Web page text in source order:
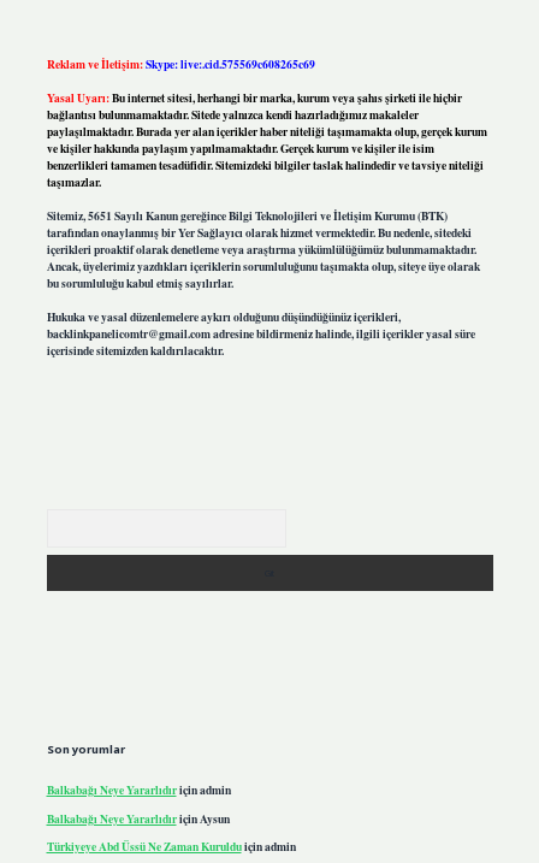
Reklam ve İletişim:Skype: live:.cid.575569c608265c69
Yasal Uyarı:Bu internet sitesi, herhangi bir marka, kurum veya şahıs şirketi ile hiçbir
bağlantısı bulunmamaktadır. Sitede yalnızca kendi hazırladığımız makaleler
paylaşılmaktadır. Burada yer alan içerikler haber niteliği taşımamakta olup, gerçek kurum
ve kişiler hakkında paylaşım yapılmamaktadır. Gerçek kurum ve kişiler ile isim
benzerlikleri tamamen tesadüfidir. Sitemizdeki bilgiler taslak halindedir ve tavsiye niteliği
taşımazlar.
Sitemiz, 5651 Sayılı Kanun gereğince Bilgi Teknolojileri ve İletişim Kurumu (BTK)
tarafından onaylanmış bir Yer Sağlayıcı olarak hizmet vermektedir. Bu nedenle, sitedeki
içerikleri proaktif olarak denetleme veya araştırma yükümlülüğümüz bulunmamaktadır.
Ancak, üyelerimiz yazdıkları içeriklerin sorumluluğunu taşımakta olup, siteye üye olarak
bu sorumluluğu kabul etmiş sayılırlar.
Hukuka ve yasal düzenlemelere aykırı olduğunu düşündüğünüz içerikleri,
backlinkpanelicomtr@gmail.comadresine bildirmeniz halinde, ilgili içerikler yasal süre
içerisinde sitemizden kaldırılacaktır.
Son yorumlar
Balkabağı Neye Yararlıdıriçinadmin
Balkabağı Neye Yararlıdıriçin Aysun
Türkiyeye Abd Üssü Ne Zaman Kurulduiçinadmin